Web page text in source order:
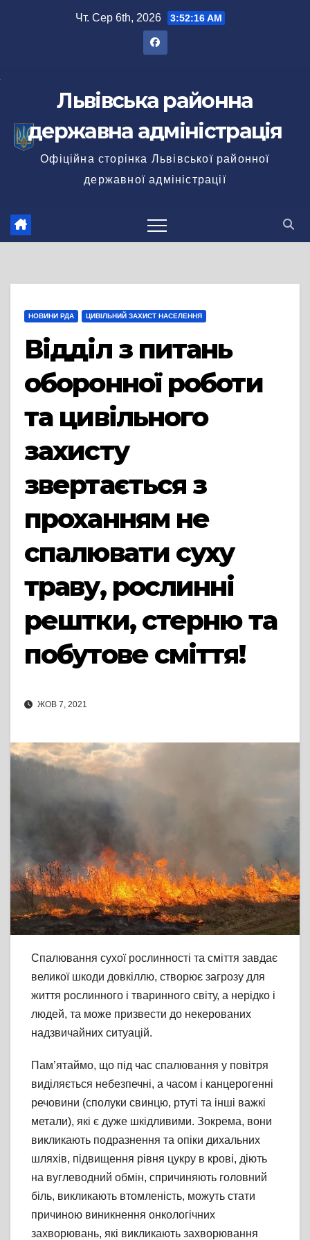
Чт. Сер 6th, 2026 3:52:17 AM
Львівська районна
державна адміністрація
Офіційна сторінка Львівської районної
державної адміністрації
НОВИНИ РДА ЦИВІЛЬНИЙ ЗАХИСТ НАСЕЛЕННЯ
Відділ з питань
оборонної роботи
та цивільного
захисту
звертається з
проханням не
спалювати суху
траву, рослинні
рештки, стерню та
побутове сміття!
ЖОВ 7, 2021
Спалювання сухої рослинності та сміття завдає
великої шкоди довкіллю, створює загрозу для
життя рослинного і тваринного світу, а нерідко і
людей, та може призвести до некерованих
надзвичайних ситуацій.
Пам’ятаймо, що під час спалювання у повітря
виділяється небезпечні, а часом і канцерогенні
речовини (сполуки свинцю, ртуті та інші важкі
метали), які є дуже шкідливими. Зокрема, вони
викликають подразнення та опіки дихальних
шляхів, підвищення рівня цукру в крові, діють
на вуглеводний обмін, спричиняють головний
біль, викликають втомленість, можуть стати
причиною виникнення онкологічних
захворювань, які викликають захворювання